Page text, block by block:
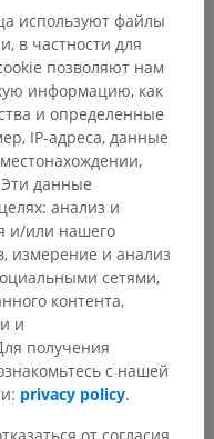
свою версию
контента.
используют файлы
в частности для
позволяют нам
информацию, как
и определенные
IP-адреса, данные
данные
анализ и
и/или нашего
измерение и анализ
сетями,
контента,
и
получения
с нашей
privacy policy.